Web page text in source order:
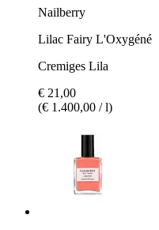
Nailberry
Lilac Fairy L'Oxygéné
Cremiges Lila
€ 21,00
(€ 1.400,00 / l)